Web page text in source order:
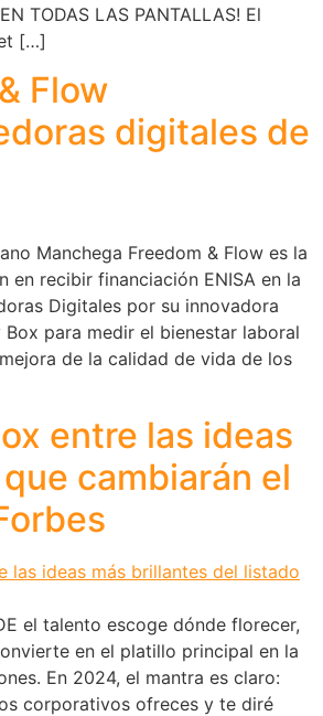
TODAS LAS PANTALLAS! El
[…]
Flow
digitales de
Manchega Freedom & Flow es la
en recibir financiación ENISA en la
Digitales por su innovadora
para medir el bienestar laboral
de la calidad de vida de los
entre las ideas
cambiarán el
el talento escoge dónde florecer,
en el platillo principal en la
En 2024, el mantra es claro:
corporativos ofreces y te diré